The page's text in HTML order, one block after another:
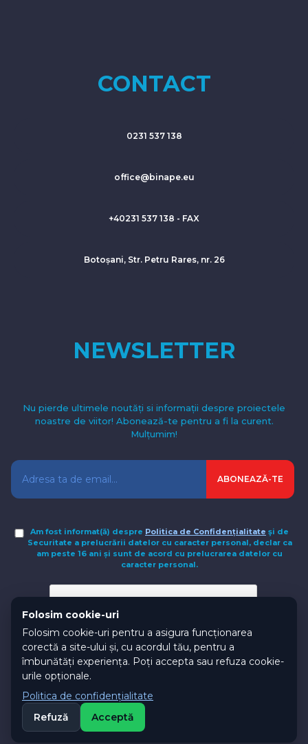
CONTACT
0231 537 138
office@binape.eu
+40231 537 138 - FAX
Botoșani, Str. Petru Rares, nr. 26
NEWSLETTER
Nu pierde ultimele noutăți si informații despre proiectele
noastre de viitor! Abonează-te pentru a fi la curent.
Mulțumim!
Am fost informat(ă) despre Politica de Confidențialitate şi de
Securitate a prelucrării datelor cu caracter personal, declar ca
am peste 16 ani și sunt de acord cu prelucrarea datelor cu
caracter personal.
Toate drepturile rezervate BINAPE CONSTRUCT GRUP SRL
Folosim cookie-uri
Folosim cookie-uri pentru a asigura funcționarea
corectă a site-ului și, cu acordul tău, pentru a
îmbunătăți experiența. Poți accepta sau refuza cookie-
urile opționale.
Politica de confidențialitate
Refuză
Acceptă